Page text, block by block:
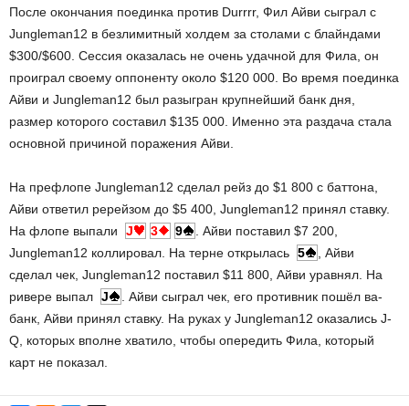
После окончания поединка против Durrrr, Фил Айви сыграл с
Jungleman12 в безлимитный холдем за столами с блайндами
$300/$600. Сессия оказалась не очень удачной для Фила, он
проиграл своему оппоненту около $120 000. Во время поединка
Айви и Jungleman12 был разыгран крупнейший банк дня,
размер которого составил $135 000. Именно эта раздача стала
основной причиной поражения Айви.
На префлопе Jungleman12 сделал рейз до $1 800 с баттона,
Айви ответил ререйзом до $5 400, Jungleman12 принял ставку.
На флопе выпали J 3 9
. Айви поставил $7 200,
Jungleman12 коллировал. На терне открылась 5
, Айви
сделал чек, Jungleman12 поставил $11 800, Айви уравнял. На
ривере выпал J
. Айви сыграл чек, его противник пошёл ва-
банк, Айви принял ставку. На руках у Jungleman12 оказались J-
Q, которых вполне хватило, чтобы опередить Фила, который
карт не показал.